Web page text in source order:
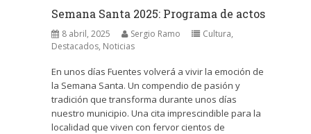
Semana Santa 2025: Programa de actos
8 abril, 2025 Sergio Ramo Cultura,
Destacados, Noticias
En unos días Fuentes volverá a vivir la emoción de
la Semana Santa. Un compendio de pasión y
tradición que transforma durante unos días
nuestro municipio. Una cita imprescindible para la
localidad que viven con fervor cientos de